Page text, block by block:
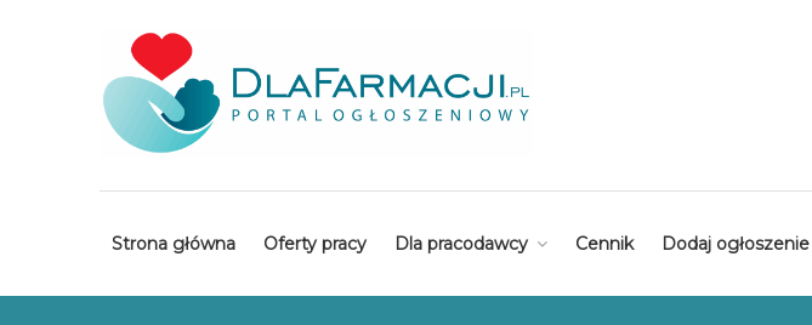
Strona główna Oferty pracy Dla pracodawcy Cennik Dodaj ogłoszenie